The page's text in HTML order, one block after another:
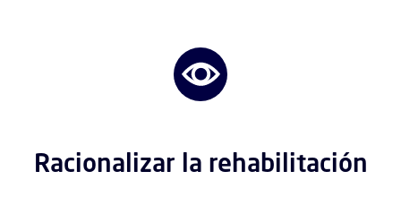
Racionalizar la rehabilitación